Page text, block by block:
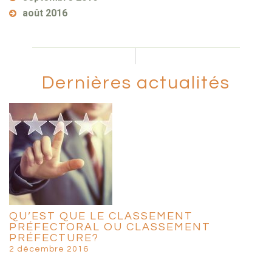
août 2016
Dernières actualités
QU’EST QUE LE CLASSEMENT
PRÉFECTORAL OU CLASSEMENT
PRÉFECTURE?
2 décembre 2016